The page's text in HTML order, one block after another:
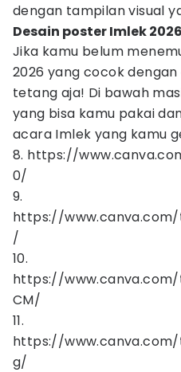
dengan tampilan visual
Desain poster Imlek 2026
Jika kamu belum
2026 yang cocok
tetang aja! Di bawah
yang bisa kamu pakai
acara Imlek yang kamu
8. https://
0/
9.
https://
/
10.
https://
CM/
11.
https://www.canva.com/
g/